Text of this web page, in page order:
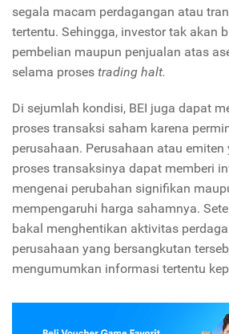
segala macam perdagangan atau
tertentu. Sehingga, investor tak akan
pembelian maupun penjualan atas
selama proses trading halt.
Di sejumlah kondisi, BEI juga dapat
proses transaksi saham karena
perusahaan. Perusahaan atau
proses transaksinya dapat memberi
mengenai perubahan signifikan
mempengaruhi harga sahamnya.
bakal menghentikan aktivitas
perusahaan yang bersangkutan
mengumumkan informasi tertentu